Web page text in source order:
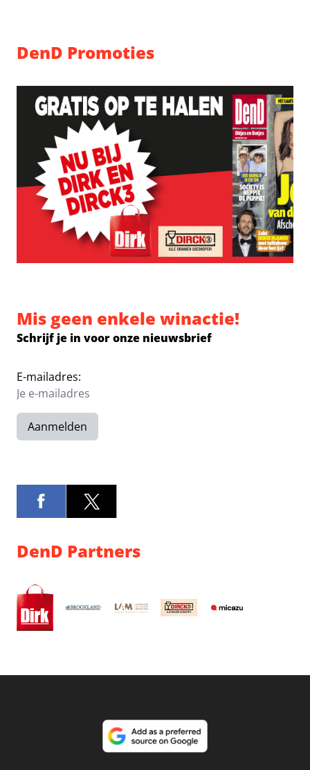
DenD Promoties
Mis geen enkele winactie!
Schrijf je in voor onze nieuwsbrief
E-mailadres:
Aanmelden
DenD Partners